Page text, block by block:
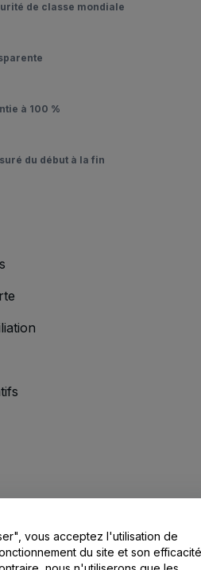
de classe mondiale
à 100 %
du début à la fin
/ Nous contacter
vous acceptez l'utilisation de
du site et son efficacité